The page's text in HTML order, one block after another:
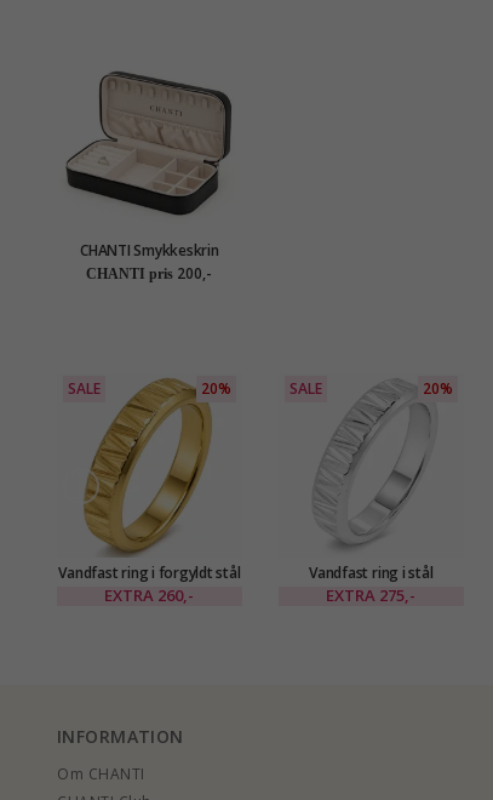
CHANTI Smykkeskrin
smykkeskrin i kunstlæder
CHANTI pris 200,-
SALE 20%
Vandfast ring i forgyldt stål
EXTRA 260,-
SALE 20%
Vandfast ring i stål
EXTRA 275,-
INFORMATION
Om CHANTI